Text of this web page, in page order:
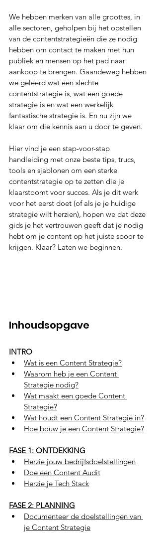
We hebben merken van alle groottes, in
alle sectoren, geholpen bij het opstellen
van de contentstrategieën die ze nodig
hebben om contact te maken met hun
publiek en mensen op het pad naar
aankoop te brengen. Gaandeweg hebben
we geleerd wat een slechte
contentstrategie is, wat een goede
strategie is en wat een werkelijk
fantastische strategie is. En nu zijn we
klaar om die kennis aan u door te geven.
Hier vind je een stap-voor-stap
handleiding met onze beste tips, trucs,
tools en sjablonen om een sterke
contentstrategie op te zetten die je
klaarstoomt voor succes. Als je dit werk
voor het eerst doet (of als je je huidige
strategie wilt herzien), hopen we dat deze
gids je het vertrouwen geeft dat je nodig
hebt om je content op het juiste spoor te
krijgen. Klaar? Laten we beginnen.
Inhoudsopgave
INTRO
Wat is een Content Strategie?
Waarom heb je een Content
Strategie nodig?
Wat maakt een goede Content
Strategie?
Wat houdt een Content Strategie in?
Hoe bouw je een Content Strategie?
FASE 1: ONTDEKKING
Herzie jouw bedrijfsdoelstellingen
Doe een Content Audit
Herzie je Tech Stack
FASE 2: PLANNING
Documenteer de doelstellingen van
je Content Strategie